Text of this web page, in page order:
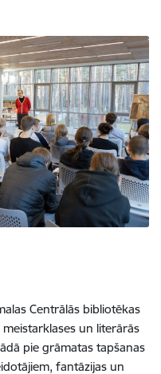
Centrālās bibliotēkas
un literārās
pie grāmatas tapšanas
fantāzijas un